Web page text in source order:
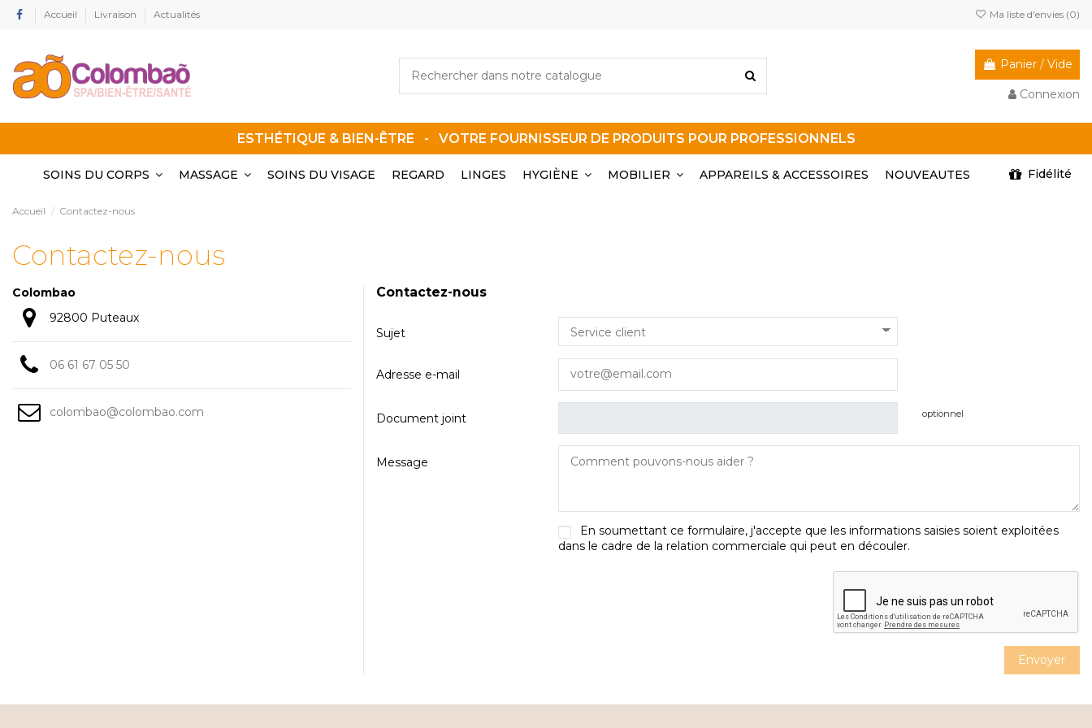
Accueil Livraison Actualités Ma liste d'envies (0)
Panier / Vide
Connexion
ESTHÉTIQUE & BIEN-ÊTRE - VOTRE FOURNISSEUR DE PRODUITS POUR PROFESSIONNELS
SOINS DU CORPS MASSAGE SOINS DU VISAGE REGARD LINGES HYGIÈNE MOBILIER APPAREILS & ACCESSOIRES Fidélité
NOUVEAUTES
Accueil Contactez-nous
Contactez-nous
Colombao
92800 Puteaux
06 61 67 05 50
colombao@colombao.com
Contactez-nous
Sujet
Adresse e-mail
Document joint optionnel
Message
En soumettant ce formulaire, j'accepte que les informations saisies soient exploitées
dans le cadre de la relation commerciale qui peut en découler.